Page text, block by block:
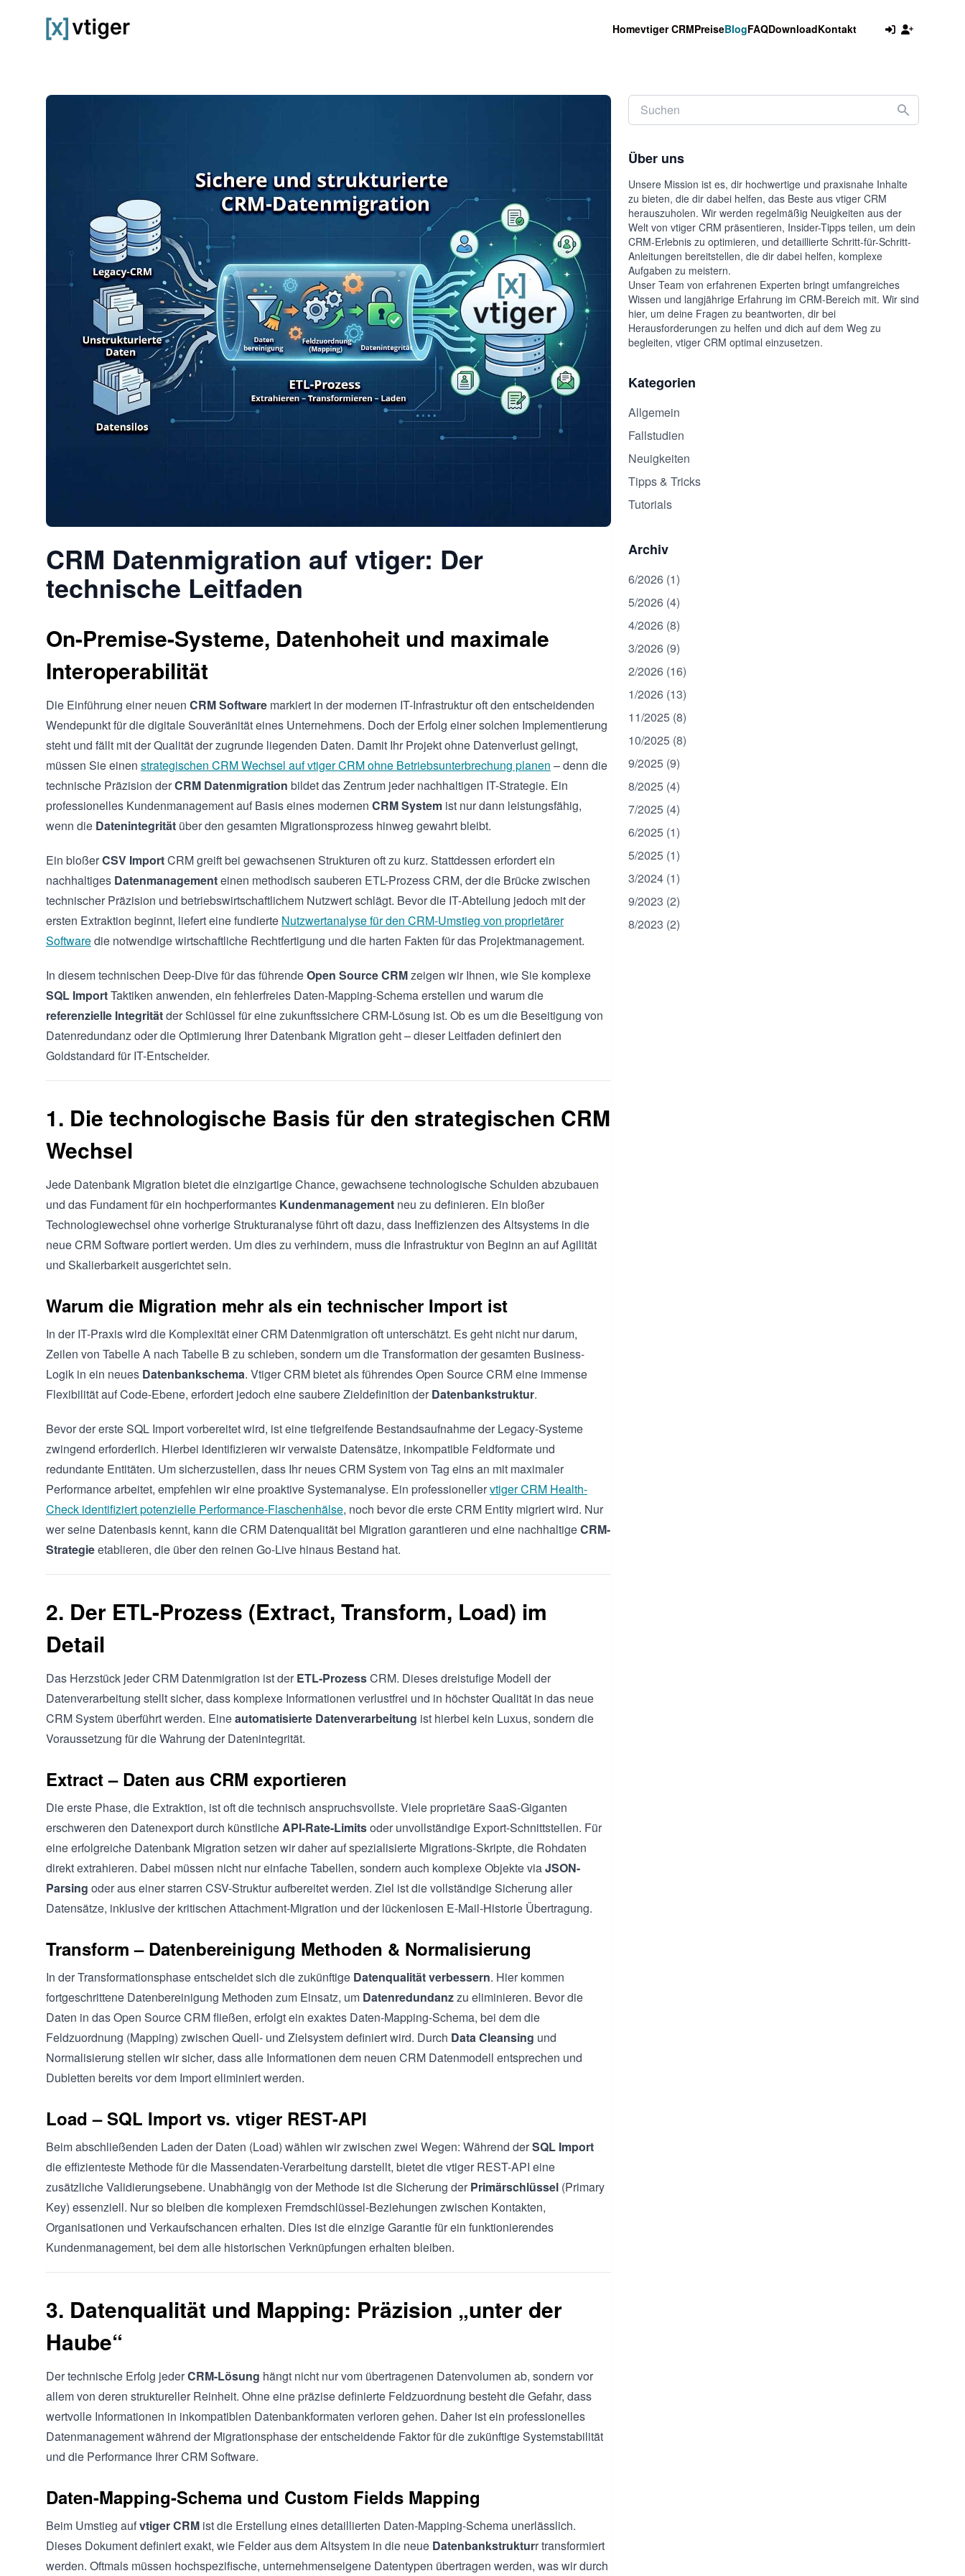
vtiger CRM Homevtiger CRMPreiseBlogFAQDownloadKontakt
CRM Datenmigration auf vtiger: Der
technische Leitfaden
On-Premise-Systeme, Datenhoheit und maximale
Interoperabilität
Die Einführung einer neuen CRM Software markiert in der modernen IT-Infrastruktur oft den entscheidenden
Wendepunkt für die digitale Souveränität eines Unternehmens. Doch der Erfolg einer solchen Implementierung
steht und fällt mit der Qualität der zugrunde liegenden Daten. Damit Ihr Projekt ohne Datenverlust gelingt,
müssen Sie einen strategischen CRM Wechsel auf vtiger CRM ohne Betriebsunterbrechung planen – denn die
technische Präzision derCRM Datenmigration bildet das Zentrum jeder nachhaltigen IT-Strategie. Ein
professionelles Kundenmanagement auf Basis eines modernen CRM System ist nur dann leistungsfähig,
wenn die Datenintegrität über den gesamten Migrationsprozess hinweg gewahrt bleibt.
Ein bloßerCSV ImportCRM greift bei gewachsenen Strukturen oft zu kurz. Stattdessen erfordert ein
nachhaltiges Datenmanagementeinen methodisch sauberen ETL-Prozess CRM, der die Brücke zwischen
technischer Präzision und betriebswirtschaftlichem Nutzwert schlägt. Bevor die IT-Abteilung jedoch mit der
ersten Extraktion beginnt, liefert eine fundierte Nutzwertanalyse für den CRM-Umstieg von proprietärer
Softwaredie notwendige wirtschaftliche Rechtfertigung und die harten Fakten für das Projektmanagement.
In diesem technischen Deep-Dive für das führendeOpen Source CRMzeigen wir Ihnen, wie Sie komplexe
SQL ImportTaktiken anwenden, ein fehlerfreies Daten-Mapping-Schema erstellen und warum die
referenzielle Integritätder Schlüssel für eine zukunftssichere CRM-Lösung ist. Ob es um die Beseitigung von
Datenredundanz oder die Optimierung Ihrer Datenbank Migration geht – dieser Leitfaden definiert den
Goldstandard für IT-Entscheider.
1. Die technologische Basis für den strategischen CRM
Wechsel
Jede Datenbank Migration bietet die einzigartige Chance, gewachsene technologische Schulden abzubauen
und das Fundament für ein hochperformantes Kundenmanagement neu zu definieren. Ein bloßer
Technologiewechsel ohne vorherige Strukturanalyse führt oft dazu, dass Ineffizienzen des Altsystems in die
neue CRM Software portiert werden. Um dies zu verhindern, muss die Infrastruktur von Beginn an auf Agilität
und Skalierbarkeit ausgerichtet sein.
Warum die Migration mehr als ein technischer Import ist
In der IT-Praxis wird die Komplexität einer CRM Datenmigration oft unterschätzt. Es geht nicht nur darum,
Zeilen von Tabelle A nach Tabelle B zu schieben, sondern um die Transformation der gesamten Business-
Logik in ein neues Datenbankschema. Vtiger CRM bietet als führendes Open Source CRM eine immense
Flexibilität auf Code-Ebene, erfordert jedoch eine saubere Zieldefinition derDatenbankstruktur.
Bevor der erste SQL Import vorbereitet wird, ist eine tiefgreifende Bestandsaufnahme der Legacy-Systeme
zwingend erforderlich. Hierbei identifizieren wir verwaiste Datensätze, inkompatible Feldformate und
redundante Entitäten. Um sicherzustellen, dass Ihr neues CRM System von Tag eins an mit maximaler
Performance arbeitet, empfehlen wir eine proaktive Systemanalyse. Ein professionellervtiger CRM Health-
Check identifiziert potenzielle Performance-Flaschenhälse, noch bevor die erste CRM Entity migriert wird. Nur
wer seine Datenbasis kennt, kann die CRM Datenqualität bei Migration garantieren und eine nachhaltigeCRM-
Strategieetablieren, die über den reinen Go-Live hinaus Bestand hat.
2. Der ETL-Prozess (Extract, Transform, Load) im
Detail
Das Herzstück jeder CRM Datenmigration ist derETL-ProzessCRM. Dieses dreistufige Modell der
Datenverarbeitung stellt sicher, dass komplexe Informationen verlustfrei und in höchster Qualität in das neue
CRM System überführt werden. Eineautomatisierte Datenverarbeitung ist hierbei kein Luxus, sondern die
Voraussetzung für die Wahrung der Datenintegrität.
Extract – Daten aus CRM exportieren
Die erste Phase, die Extraktion, ist oft die technisch anspruchsvollste. Viele proprietäre SaaS-Giganten
erschweren den Datenexport durch künstlicheAPI-Rate-Limitsoder unvollständige Export-Schnittstellen. Für
eine erfolgreiche Datenbank Migration setzen wir daher auf spezialisierte Migrations-Skripte, die Rohdaten
direkt extrahieren. Dabei müssen nicht nur einfache Tabellen, sondern auch komplexe Objekte viaJSON-
Parsing oder aus einer starren CSV-Struktur aufbereitet werden. Ziel ist die vollständige Sicherung aller
Datensätze, inklusive der kritischen Attachment-Migration und der lückenlosen E-Mail-Historie Übertragung.
Transform – Datenbereinigung Methoden & Normalisierung
In der Transformationsphase entscheidet sich die zukünftige Datenqualität verbessern. Hier kommen
fortgeschrittene Datenbereinigung Methoden zum Einsatz, um Datenredundanzzu eliminieren. Bevor die
Daten in das Open Source CRM fließen, erfolgt ein exaktes Daten-Mapping-Schema, bei dem die
Feldzuordnung (Mapping) zwischen Quell- und Zielsystem definiert wird. Durch Data Cleansing und
Normalisierung stellen wir sicher, dass alle Informationen dem neuen CRM Datenmodell entsprechen und
Dubletten bereits vor dem Import eliminiert werden.
Load – SQL Import vs. vtiger REST-API
Beim abschließenden Laden der Daten (Load) wählen wir zwischen zwei Wegen: Während derSQL Import
die effizienteste Methode für die Massendaten-Verarbeitung darstellt, bietet die vtiger REST-API eine
zusätzliche Validierungsebene. Unabhängig von der Methode ist die Sicherung derPrimärschlüssel (Primary
Key) essenziell. Nur so bleiben die komplexen Fremdschlüssel-Beziehungen zwischen Kontakten,
Organisationen und Verkaufschancen erhalten. Dies ist die einzige Garantie für ein funktionierendes
Kundenmanagement, bei dem alle historischen Verknüpfungen erhalten bleiben.
3. Datenqualität und Mapping: Präzision „unter der
Haube“
Der technische Erfolg jederCRM-Lösung hängt nicht nur vom übertragenen Datenvolumen ab, sondern vor
allem von deren struktureller Reinheit. Ohne eine präzise definierte Feldzuordnung besteht die Gefahr, dass
wertvolle Informationen in inkompatiblen Datenbankformaten verloren gehen. Daher ist ein professionelles
Datenmanagement während der Migrationsphase der entscheidende Faktor für die zukünftige Systemstabilität
und die Performance Ihrer CRM Software.
Daten-Mapping-Schema und Custom Fields Mapping
Beim Umstieg aufvtiger CRM ist die Erstellung eines detaillierten Daten-Mapping-Schema unerlässlich.
Dieses Dokument definiert exakt, wie Felder aus dem Altsystem in die neue Datenbankstrukturr transformiert
werden. Oftmals müssen hochspezifische, unternehmenseigene Datentypen übertragen werden, was wir durch
Über uns
Unsere Mission ist es, dir hochwertige und praxisnahe Inhalte
zu bieten, die dir dabei helfen, das Beste aus vtiger CRM
herauszuholen. Wir werden regelmäßig Neuigkeiten aus der
Welt von vtiger CRM präsentieren, Insider-Tipps teilen, um dein
CRM-Erlebnis zu optimieren, und detaillierte Schritt-für-Schritt-
Anleitungen bereitstellen, die dir dabei helfen, komplexe
Aufgaben zu meistern.
Unser Team von erfahrenen Experten bringt umfangreiches
Wissen und langjährige Erfahrung im CRM-Bereich mit. Wir sind
hier, um deine Fragen zu beantworten, dir bei
Herausforderungen zu helfen und dich auf dem Weg zu
begleiten, vtiger CRM optimal einzusetzen.
Kategorien
Allgemein
Fallstudien
Neuigkeiten
Tipps & Tricks
Tutorials
Archiv
6/2026 (1)
5/2026 (4)
4/2026 (8)
3/2026 (9)
2/2026 (16)
1/2026 (13)
11/2025 (8)
10/2025 (8)
9/2025 (9)
8/2025 (4)
7/2025 (4)
6/2025 (1)
5/2025 (1)
3/2024 (1)
9/2023 (2)
8/2023 (2)